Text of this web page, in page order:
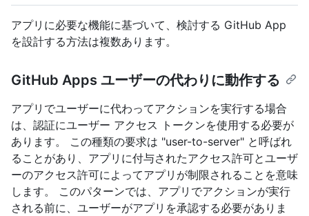
アプリに必要な機能に基づいて、検討する GitHub App
を設計する方法は複数あります。
GitHub Apps ユーザーの代わりに動作する
アプリでユーザーに代わってアクションを実行する場合
は、認証にユーザー アクセス トークンを使用する必要が
あります。 この種類の要求は "user-to-server" と呼ばれ
ることがあり、アプリに付与されたアクセス許可とユーザ
ーのアクセス許可によってアプリが制限されることを意味
します。 このパターンでは、アプリでアクションが実行
される前に、ユーザーがアプリを承認する必要がありま